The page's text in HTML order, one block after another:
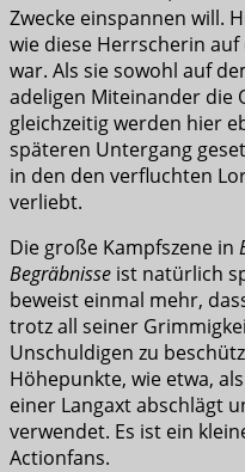
Zwecke einspannen will.
wie diese Herrscherin
war. Als sie sowohl auf
adeligen Miteinander die
gleichzeitig werden hier
späteren Untergang
in den den verfluchten
verliebt.
Die große Kampfszene in
Begräbnisse ist natürlich
beweist einmal mehr,
trotz all seiner
Unschuldigen zu
Höhepunkte, wie etwa,
einer Langaxt abschlägt
verwendet. Es ist ein
Actionfans.